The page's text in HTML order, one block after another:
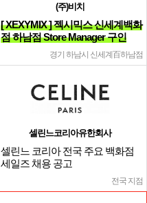
(주)비치
[ XEXYMIX ] 젝시믹스 신세계백화
점 하남점 Store Manager 구인
경기 하남시 신세계百하남점
셀린느코리아유한회사
셀린느 코리아 전국 주요 백화점
세일즈 채용 공고
전국 지점